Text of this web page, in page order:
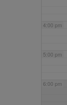
4:00 pm
5:00 pm
6:00 pm